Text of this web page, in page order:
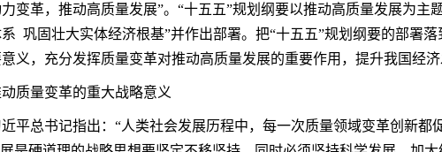
变革，推动高质量发展”。“十五五”规划纲要以推动高质量发展为主
巩固壮大实体经济根基”并作出部署。把“十五五”规划纲要的部署
义，充分发挥质量变革对推动高质量发展的重要作用，提升我国经济
质量变革的重大战略意义
近平总书记指出：“人类社会发展历程中，每一次质量领域变革创新都